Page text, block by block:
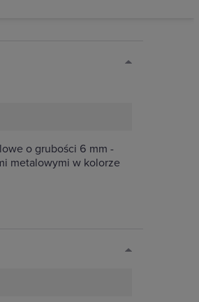
o grubości 6 mm -
metalowymi w kolorze